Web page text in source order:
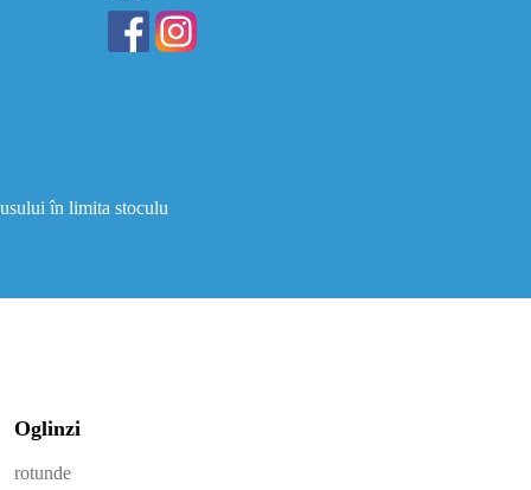
în limita stoculu
Oglinzi
rotunde